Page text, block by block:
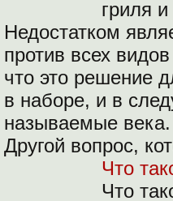
гриля
Недостатком
против всех
что это решение
в наборе, и в
называемые века.
Другой вопрос,
Что
Что